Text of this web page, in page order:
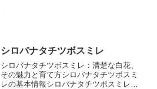
シロバナタチツボスミレ
シロバナタチツボスミレ：清楚な白花、
その魅力と育て方シロバナタチツボスミ
レの基本情報シロバナタチツボスミレ